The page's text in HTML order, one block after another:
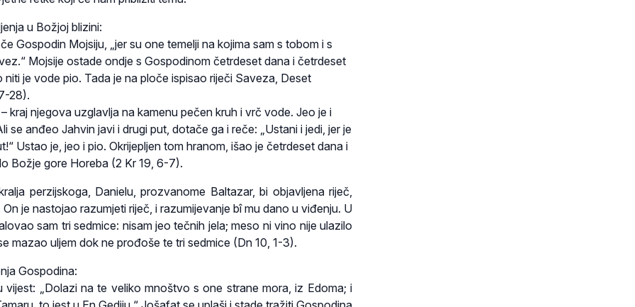
u Božjoj blizini:
Gospodin Mojsiju, „jer su one temelji na kojima sam s tobom i s
Mojsije ostade ondje s Gospodinom četrdeset dana i četrdeset
niti je vode pio. Tada je na ploče ispisao riječi Saveza, Deset
28).
kraj njegova uzglavlja na kamenu pečen kruh i vrč vode. Jeo je i
se anđeo Jahvin javi i drugi put, dotače ga i reče: „Ustani i jedi, jer je
Ustao je, jeo i pio. Okrijepljen tom hranom, išao je četrdeset dana i
Božje gore Horeba (2 Kr 19, 6-7).
perzijskoga, Danielu, prozvanome Baltazar, bi objavljena riječ,
je nastojao razumjeti riječ, i razumijevanje bî mu dano u viđenju. U
sam tri sedmice: nisam jeo tečnih jela; meso ni vino nije ulazilo
mazao uljem dok ne prođoše te tri sedmice (Dn 10, 1-3).
Gospodina:
„Dolazi na te veliko mnoštvo s one strane mora, iz Edoma; i